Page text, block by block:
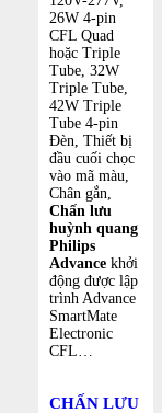
26W 4-pin
CFL Quad
hoặc Triple
Tube, 32W
Triple Tube,
42W Triple
Tube 4-pin
Đèn, Thiết bị
đầu cuối chọc
vào mã màu,
Chân gắn,
Chấn lưu
huỳnh quang
Philips
Advance khởi
động được lập
trình Advance
SmartMate
Electronic
CFL…
CHẤN LƯU